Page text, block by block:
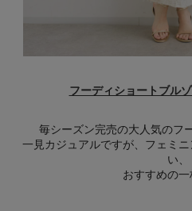
フーディショートブル
毎シーズン完売の大人気のフ
一見カジュアルですが、フェミ
い、
おすすめの一